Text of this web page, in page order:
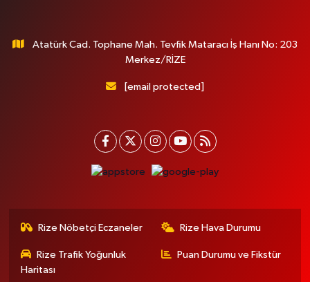
Atatürk Cad. Tophane Mah. Tevfik Mataracı İş Hanı No: 203
Merkez/RİZE
[email protected]
Rize Nöbetçi Eczaneler Rize Hava Durumu
Rize Trafik Yoğunluk
Haritası
Puan Durumu ve Fikstür